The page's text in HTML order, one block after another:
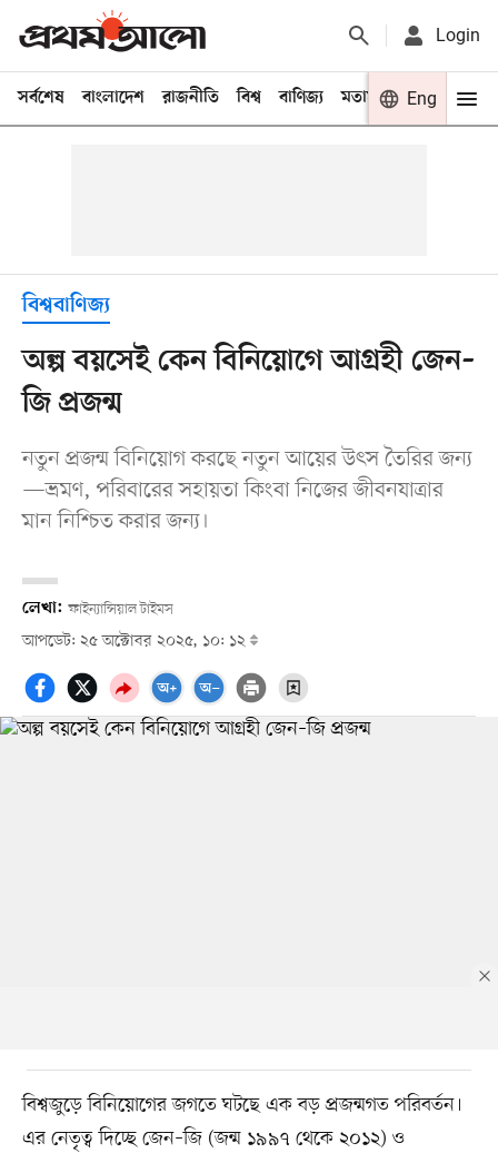
Login
সর্বশেষ বাংলাদেশ রাজনীতি বিশ্ব বাণিজ্য মতামত খেলা
Eng
বিশ্ববাণিজ্য
অল্প বয়সেই কেন বিনিয়োগে আগ্রহী জেন–
জি প্রজন্ম
নতুন প্রজন্ম বিনিয়োগ করছে নতুন আয়ের উৎস তৈরির জন্য
—ভ্রমণ, পরিবারের সহায়তা কিংবা নিজের জীবনযাত্রার
মান নিশ্চিত করার জন্য।
লেখা: ফাইন্যান্সিয়াল টাইমস
আপডেট: ২৫ অক্টোবর ২০২৫, ১০: ১২
বিশ্বজুড়ে বিনিয়োগের জগতে ঘটছে এক বড় প্রজন্মগত পরিবর্তন।
এর নেতৃত্ব দিচ্ছে জেন–জি (জন্ম ১৯৯৭ থেকে ২০১২) ও